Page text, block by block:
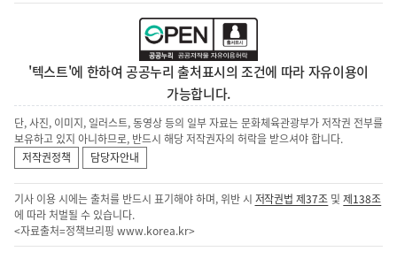
'텍스트'에 한하여 공공누리 출처표시의 조건에 따라 자유이용이
가능합니다.
단, 사진, 이미지, 일러스트, 동영상 등의 일부 자료는 문화체육관광부가 저작권 전부를
보유하고 있지 아니하므로, 반드시 해당 저작권자의 허락을 받으셔야 합니다.
저작권정책
담당자안내
기사 이용 시에는 출처를 반드시 표기해야 하며, 위반 시 저작권법 제37조 및제138조
에 따라 처벌될 수 있습니다.
<자료출처=정책브리핑 www.korea.kr>